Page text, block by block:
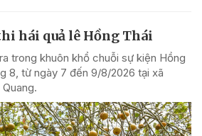
hái quả lê Hồng Thái
trong khuôn khổ chuỗi sự kiện Hồng
8, từ ngày 7 đến 9/8/2026 tại xã